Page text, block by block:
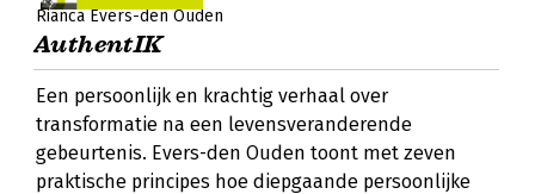
Rianca Evers-den Ouden
AuthentIK
Een persoonlijk en krachtig verhaal over
transformatie na een levensveranderende
gebeurtenis. Evers-den Ouden toont met zeven
praktische principes hoe diepgaande persoonlijke